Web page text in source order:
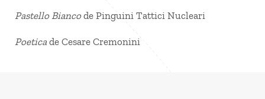
Pastello Biancode Pinguini Tattici Nucleari
Poetica de Cesare Cremonini